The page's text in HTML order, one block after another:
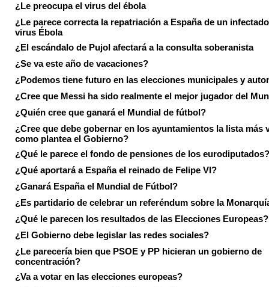
¿Le preocupa el virus del ébola
¿Le parece correcta la repatriación a España de un
virus Ébola
¿El escándalo de Pujol afectará a la consulta soberanista
¿Se va este año de vacaciones?
¿Podemos tiene futuro en las elecciones municipales y
¿Cree que Messi ha sido realmente el mejor jugador del
¿Quién cree que ganará el Mundial de fútbol?
¿Cree que debe gobernar en los ayuntamientos la lista más
como plantea el Gobierno?
¿Qué le parece el fondo de pensiones de los eurodiputados?
¿Qué aportará a España el reinado de Felipe VI?
¿Ganará España el Mundial de Fútbol?
¿Es partidario de celebrar un referéndum sobre la
¿Qué le parecen los resultados de las Elecciones Europeas?
¿El Gobierno debe legislar las redes sociales?
¿Le parecería bien que PSOE y PP hicieran un gobierno de
concentración?
¿Va a votar en las elecciones europeas?